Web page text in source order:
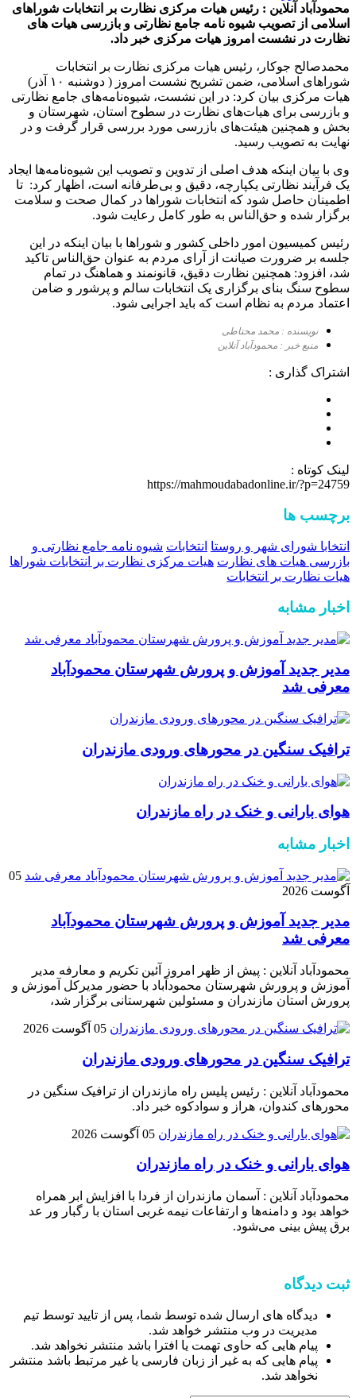
محمودآباد آنلاین : رئیس هیات مرکزی نظارت بر انتخابات شوراهای
اسلامی از تصویب شیوه نامه جامع نظارتی و بازرسی هیات های
نظارت در نشست امروز هیات مرکزی خبر داد.
محمدصالح جوکار، رئیس هیات مرکزی نظارت بر انتخابات
شوراهای اسلامی، ضمن تشریح نشست امروز ( دوشنبه ۱۰ آذر)
هیات مرکزی بیان کرد: در این نشست، شیوه‌نامه‌های جامع نظارتی
و بازرسی برای هیات‌های نظارت در سطوح استان، شهرستان و
بخش و همچنین هیئت‌های بازرسی مورد بررسی قرار گرفت و در
نهایت به تصویب رسید.
وی با بیان اینکه هدف اصلی از تدوین و تصویب این شیوه‌نامه‌ها ایجاد
یک فرآیند نظارتی یکپارچه، دقیق و بی‌طرفانه است، اظهار کرد: تا
اطمینان حاصل شود که انتخابات شوراها در کمال صحت و سلامت
برگزار شده و حق‌الناس به طور کامل رعایت شود.
رئیس کمیسیون امور داخلی کشور و شوراها با بیان اینکه در این
جلسه بر ضرورت صیانت از آرای مردم به عنوان حق‌الناس تاکید
شد، افزود: همچنین نظارت دقیق، قانونمند و هماهنگ در تمام
سطوح سنگ بنای برگزاری یک انتخابات سالم و پرشور و ضامن
اعتماد مردم به نظام است که باید اجرایی شود.
نویسنده : محمد محتاطی
منبع خبر : محمودآباد آنلاین
اشتراک گذاری :
لینک کوتاه :
https://mahmoudabadonline.ir/?p=24759
برچسب ها
انتخابا شورای شهر و روستا انتخابات شیوه نامه جامع نظارتی و
بازرسی هیات های نظارت هیات مرکزی نظارت بر انتخابات شوراها
هیات نظارت بر انتخابات
اخبار مشابه
مدیر جدید آموزش و پرورش شهرستان محمودآباد
معرفی شد
ترافیک سنگین در محور‌های ورودی مازندران
هوای بارانی و خنک در راه مازندران
اخبار مشابه
05
آگوست 2026
مدیر جدید آموزش و پرورش شهرستان محمودآباد
معرفی شد
محمودآباد آنلاین : پیش از ظهر امروز آئین تکریم و معارفه مدیر
آموزش و پرورش شهرستان محمودآباد با حضور مدیرکل آموزش و
پرورش استان مازندران و مسئولین شهرستانی برگزار شد،
05 آگوست 2026
ترافیک سنگین در محور‌های ورودی مازندران
محمودآباد آنلاین : رئیس پلیس راه مازندران از ترافیک سنگین در
محور‌های کندوان، هراز و سوادکوه خبر داد.
05 آگوست 2026
هوای بارانی و خنک در راه مازندران
محمودآباد آنلاین : آسمان مازندران از فردا با افزایش ابر همراه
خواهد بود و دامنه‌ها و ارتفاعات نیمه غربی استان با رگبار ور عد
برق پیش بینی می‌شود.
ثبت دیدگاه
دیدگاه های ارسال شده توسط شما، پس از تایید توسط تیم
مدیریت در وب منتشر خواهد شد.
پیام هایی که حاوی تهمت یا افترا باشد منتشر نخواهد شد.
پیام هایی که به غیر از زبان فارسی یا غیر مرتبط باشد منتشر
نخواهد شد.